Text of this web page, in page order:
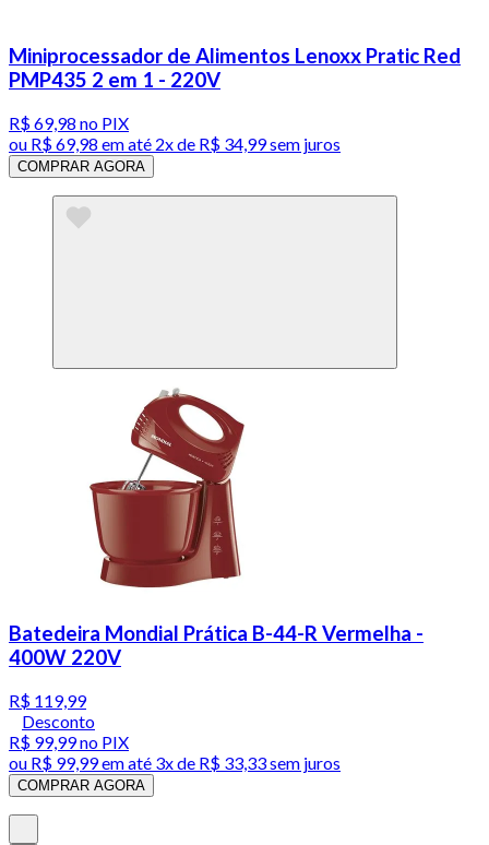
Miniprocessador de Alimentos Lenoxx Pratic Red
PMP435 2 em 1 - 220V
R$ 69,98 no PIX
ou R$ 69,98 em até 2x de R$ 34,99 sem juros
COMPRAR AGORA
Batedeira Mondial Prática B-44-R Vermelha -
400W 220V
R$ 119,99
Desconto
R$ 99,99no PIX
ou R$ 99,99em até 3x de R$ 33,33 sem juros
COMPRAR AGORA